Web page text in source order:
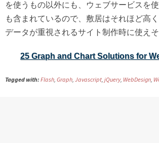
を使うもの以外にも、ウェブサービスを
も含まれているので、敷居はそれほど高
データが重視されるサイト制作時に使えそ
25 Graph and Chart Solutions for
Tagged with: Flash, Graph, Javascript, jQuery, WebDesign,